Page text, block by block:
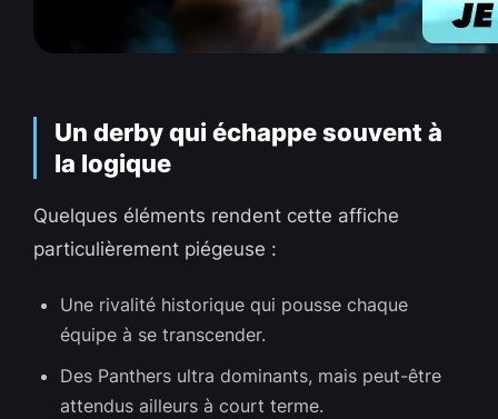
Un derby qui échappe souvent à
la logique
Quelques éléments rendent cette affiche
particulièrement piégeuse :
Une rivalité historique qui pousse chaque
équipe à se transcender.
Des Panthers ultra dominants, mais peut-être
attendus ailleurs à court terme.